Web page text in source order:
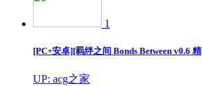
1
[PC+安卓][羁绊之间 Bonds Between v0.6 精
UP: acg之家